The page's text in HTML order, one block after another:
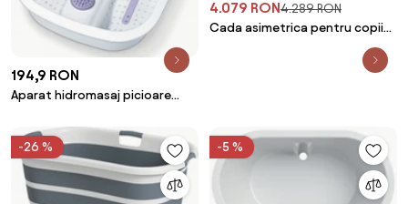
194,9 RON
Aparat hidromasaj picioare
Suport pentru picioare,
Alb/Violet
4.079 RON4.289 RON
Cada asimetrica pentru copii
Geberit Bambini alb 77x47 cm
-26 % -5 %